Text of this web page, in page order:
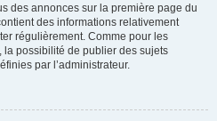
des annonces sur la première page du
des informations relativement
régulièrement. Comme pour les
possibilité de publier des sujets
par l’administrateur.